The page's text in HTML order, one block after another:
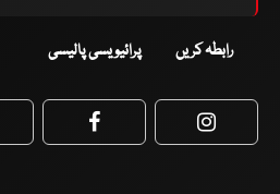
رابطہ کریں پرائیویسی پالیسی
Facebook